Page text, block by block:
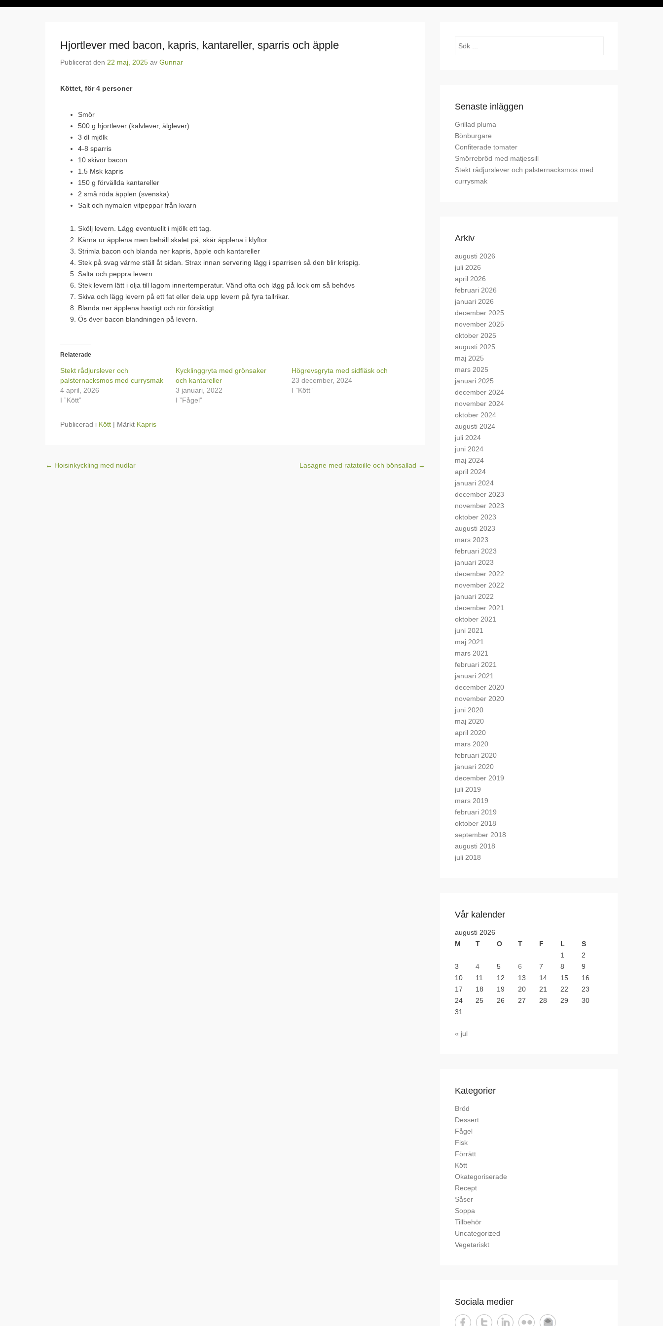
Hjortlever med bacon, kapris, kantareller, sparris och äpple
Publicerat den 22 maj, 2025 av Gunnar
Köttet, för 4 personer
Smör
500 g hjortlever (kalvlever, älglever)
3 dl mjölk
4-8 sparris
10 skivor bacon
1.5 Msk kapris
150 g förvällda kantareller
2 små röda äpplen (svenska)
Salt och nymalen vitpeppar från kvarn
Skölj levern. Lägg eventuellt i mjölk ett tag.
Kärna ur äpplena men behåll skalet på, skär äpplena i klyftor.
Strimla bacon och blanda ner kapris, äpple och kantareller
Stek på svag värme ställ åt sidan. Strax innan servering lägg i sparrisen så den blir krispig.
Salta och peppra levern.
Stek levern lätt i olja till lagom innertemperatur. Vänd ofta och lägg på lock om så behövs
Skiva och lägg levern på ett fat eller dela upp levern på fyra tallrikar.
Blanda ner äpplena hastigt och rör försiktigt.
Ös över bacon blandningen på levern.
Relaterade
Stekt rådjurslever och
palsternacksmos med currysmak
4 april, 2026
I ”Kött”
Kycklinggryta med grönsaker
och kantareller
3 januari, 2022
I ”Fågel”
Högrevsgryta med sidfläsk och
23 december, 2024
I ”Kött”
Publicerad i Kött | Märkt Kapris
Inläggsnavigering
← Hoisinkyckling med nudlar Lasagne med ratatoille och bönsallad →
Sök
Senaste inläggen
Grillad pluma
Bönburgare
Confiterade tomater
Smörrebröd med matjessill
Stekt rådjurslever och palsternacksmos med
currysmak
Arkiv
augusti 2026
juli 2026
april 2026
februari 2026
januari 2026
december 2025
november 2025
oktober 2025
augusti 2025
maj 2025
mars 2025
januari 2025
december 2024
november 2024
oktober 2024
augusti 2024
juli 2024
juni 2024
maj 2024
april 2024
januari 2024
december 2023
november 2023
oktober 2023
augusti 2023
mars 2023
februari 2023
januari 2023
december 2022
november 2022
januari 2022
december 2021
oktober 2021
juni 2021
maj 2021
mars 2021
februari 2021
januari 2021
december 2020
november 2020
juni 2020
maj 2020
april 2020
mars 2020
februari 2020
januari 2020
december 2019
juli 2019
mars 2019
februari 2019
oktober 2018
september 2018
augusti 2018
juli 2018
Vår kalender
augusti 2026
M
T O T F L
S
1
2
3
4 5 6 7 8
9
10
11 12 13 14 15
16
17
18 19 20 21 22
23
24
25 26 27 28 29
30
31
« jul
Kategorier
Bröd
Dessert
Fågel
Fisk
Förrätt
Kött
Okategoriserade
Recept
Såser
Soppa
Tillbehör
Uncategorized
Vegetariskt
Sociala medier